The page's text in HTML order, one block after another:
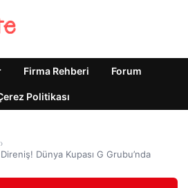
Firma Rehberi Forum
Politikası
›
Dünya Kupası G Grubu’nda